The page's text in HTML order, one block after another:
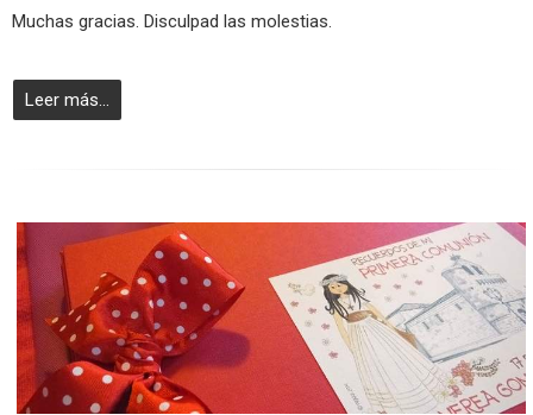
Muchas gracias. Disculpad las molestias.
Leer más...